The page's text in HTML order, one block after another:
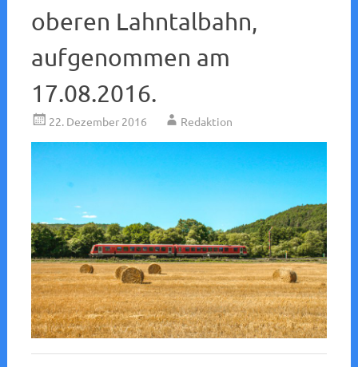
oberen Lahntalbahn,
aufgenommen am
17.08.2016.
22. Dezember 2016 Redaktion